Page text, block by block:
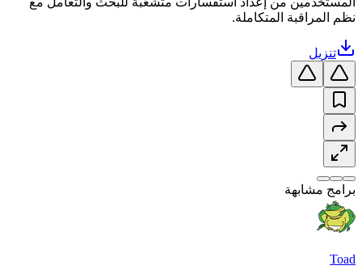
نظم المراقبة المتكاملة.
تنزيل
برامج مشابهة
Toad